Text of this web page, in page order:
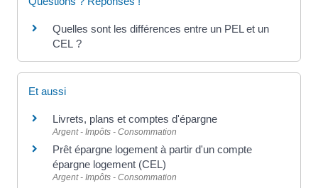
Quelles sont les différences entre un PEL et un
CEL ?
Et aussi
Livrets, plans et comptes d'épargne
Argent - Impôts - Consommation
Prêt épargne logement à partir d'un compte
épargne logement (CEL)
Argent - Impôts - Consommation